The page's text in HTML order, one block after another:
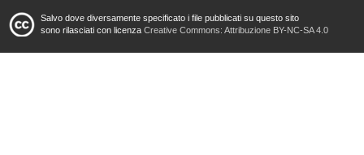
Salvo dove diversamente specificato i file pubblicati su questo sito
sono rilasciati con licenza Creative Commons: Attribuzione BY-NC-SA 4.0